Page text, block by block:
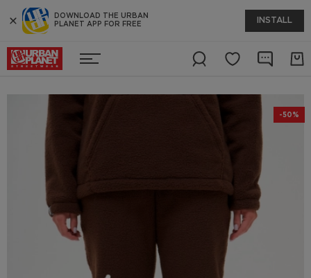
DOWNLOAD THE URBAN
PLANET APP FOR FREE
INSTALL
-50%